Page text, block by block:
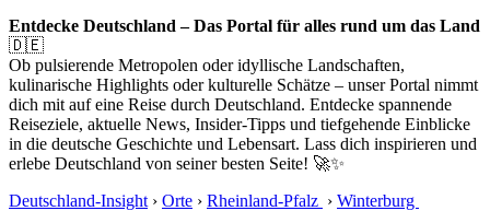
Entdecke Deutschland – Das Portal für alles rund um das Land
🇩🇪
Ob pulsierende Metropolen oder idyllische Landschaften,
kulinarische Highlights oder kulturelle Schätze – unser Portal nimmt
dich mit auf eine Reise durch Deutschland. Entdecke spannende
Reiseziele, aktuelle News, Insider-Tipps und tiefgehende Einblicke
in die deutsche Geschichte und Lebensart. Lass dich inspirieren und
erlebe Deutschland von seiner besten Seite! 🚀✨
Deutschland-Insight › Orte › Rheinland-Pfalz › Winterburg